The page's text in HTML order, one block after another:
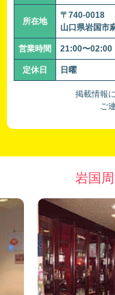
所在地
〒740-0018
山口県岩国市
営業時間 21:00〜02:00
定休日 日曜
掲載情報
ご
岩国